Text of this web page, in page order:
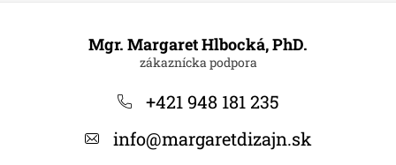
Mgr. Margaret Hlbocká, PhD.
+421 948 181 235
info@margaretdizajn.sk